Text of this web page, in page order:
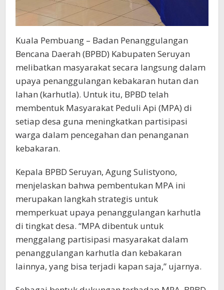
Kuala Pembuang – Badan Penanggulangan
Bencana Daerah (BPBD) Kabupaten Seruyan
melibatkan masyarakat secara langsung dalam
upaya penanggulangan kebakaran hutan dan
lahan (karhutla). Untuk itu, BPBD telah
membentuk Masyarakat Peduli Api (MPA) di
setiap desa guna meningkatkan partisipasi
warga dalam pencegahan dan penanganan
kebakaran.
Kepala BPBD Seruyan, Agung Sulistyono,
menjelaskan bahwa pembentukan MPA ini
merupakan langkah strategis untuk
memperkuat upaya penanggulangan karhutla
di tingkat desa. “MPA dibentuk untuk
menggalang partisipasi masyarakat dalam
penanggulangan karhutla dan kebakaran
lainnya, yang bisa terjadi kapan saja,” ujarnya.